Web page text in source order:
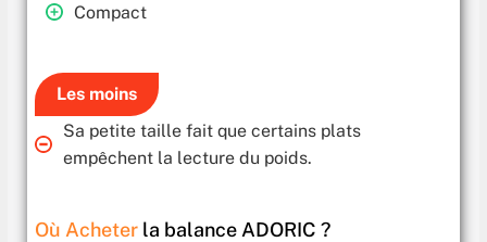
Compact
Les moins
Sa petite taille fait que certains plats
empêchent la lecture du poids.
Où Acheter la balance ADORIC ?